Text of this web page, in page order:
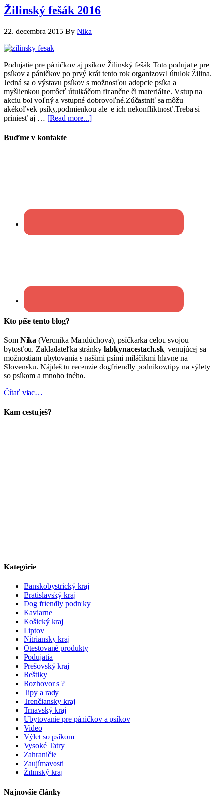
Žilinský fešák 2016
22. decembra 2015 By Nika
Podujatie pre páničkov aj psíkov Žilinský fešák Toto podujatie pre
psíkov a páničkov po prvý krát tento rok organizoval útulok Žilina.
Jedná sa o výstavu psíkov s možnosťou adopcie psíka a
myšlienkou pomôcť útulkáčom finančne či materiálne. Vstup na
akciu bol voľný a vstupné dobrovoľné.Zúčastniť sa môžu
akékoľvek psíky,podmienkou ale je ich nekonfliktnosť.Treba si
priniesť aj … [Read more...]
Buďme v kontakte
Kto píše tento blog?
Som Nika (Veronika Mandúchová), psíčkarka celou svojou
bytosťou. Zakladateľka stránky labkynacestach.sk, venujúcej sa
možnostiam ubytovania s našimi psími miláčikmi hlavne na
Slovensku. Nájdeš tu recenzie dogfriendly podnikov,tipy na výlety
so psíkom a mnoho iného.
Čítať viac…
Kam cestuješ?
Kategórie
Banskobystrický kraj
Bratislavský kraj
Dog friendly podniky
Kaviarne
Košický kraj
Liptov
Nitriansky kraj
Otestované produkty
Podujatia
Prešovský kraj
Reštiky
Rozhovor s ?
Tipy a rady
Trenčiansky kraj
Trnavský kraj
Ubytovanie pre páničkov a psíkov
Video
Výlet so psíkom
Vysoké Tatry
Zahraničie
Zaujímavosti
Žilinský kraj
Najnovšie články